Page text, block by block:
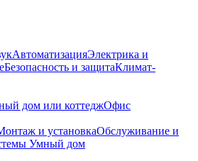
АвтоматизацияЭлектрика и
Безопасность и защитаКлимат-
дом или коттеджОфис
и установкаОбслуживание и
Умный дом